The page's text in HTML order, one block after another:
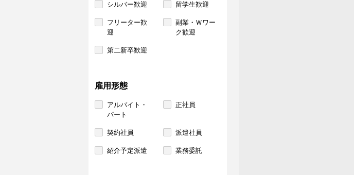
シルバー歓迎 留学生歓迎
フリーター歓
迎
副業・Ｗワー
ク歓迎
第二新卒歓迎
雇用形態
アルバイト・
パート
正社員
契約社員 派遣社員
紹介予定派遣 業務委託